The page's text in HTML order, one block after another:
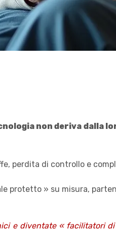
non deriva dalla
perdita di controllo e
protetto » su misura,
e diventate « facilitatori